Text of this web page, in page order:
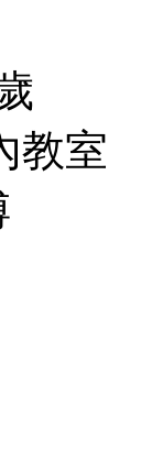
教室